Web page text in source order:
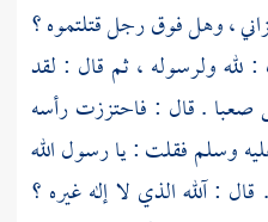
، وهل فوق رجل قتلتموه ؟
: لله ولرسوله ، ثم قال : لقد
صعبا . قال : فاحتززت رأسه
وسلم فقلت : يا رسول الله
. قال : آلله الذي لا إله غيره ؟